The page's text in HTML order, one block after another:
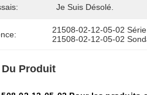
Je Suis Désolé.
21508-02-12-05-02
21508-02-12-05-02
Produit